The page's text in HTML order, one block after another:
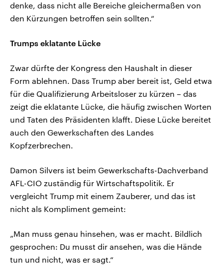
denke, dass nicht alle Bereiche gleichermaßen von
den Kürzungen betroffen sein sollten.“
Trumps eklatante Lücke
Zwar dürfte der Kongress den Haushalt in dieser
Form ablehnen. Dass Trump aber bereit ist, Geld etwa
für die Qualifizierung Arbeitsloser zu kürzen – das
zeigt die eklatante Lücke, die häufig zwischen Worten
und Taten des Präsidenten klafft. Diese Lücke bereitet
auch den Gewerkschaften des Landes
Kopfzerbrechen.
Damon Silvers ist beim Gewerkschafts-Dachverband
AFL-CIO zuständig für Wirtschaftspolitik. Er
vergleicht Trump mit einem Zauberer, und das ist
nicht als Kompliment gemeint:
„Man muss genau hinsehen, was er macht. Bildlich
gesprochen: Du musst dir ansehen, was die Hände
tun und nicht, was er sagt.“